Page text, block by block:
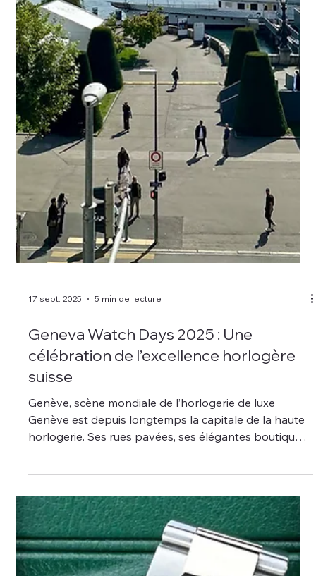
17 sept. 2025 5 min de lecture
Geneva Watch Days 2025 : Une
célébration de l’excellence horlogère
suisse
et ses rives lacustres ont servi de décor à des siècles
d’innovation horlogère. Chaque mois de septembre,
ce patrimoine prend vie avec Geneva Watch Days, un
salon unique consacré aux montres suisses de luxe et
aux marques indépendantes.